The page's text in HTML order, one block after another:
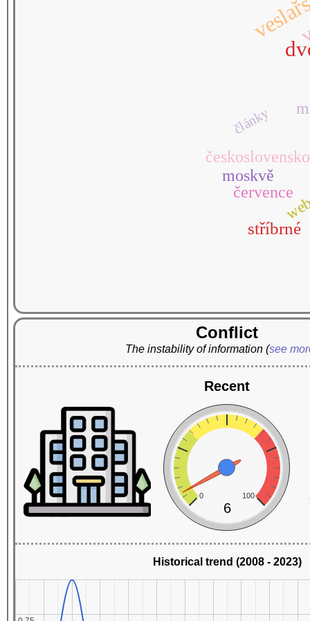
stříbrné
moskvě
července
československo
články
Conflict
The instability of information (see
Recent
0 100
6
Historical trend (2008 - 2023)